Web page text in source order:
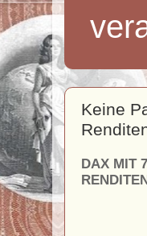
Keine
DAX MIT